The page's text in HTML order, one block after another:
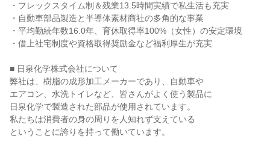
・フレックスタイム制＆残業13.5時間実績で私生活も充実
・自動車部品製造と半導体素材商社の多角的な事業
・平均勤続年数16.0年、育休取得率100%（女性）の安定環境
・借上社宅制度や資格取得奨励金など福利厚生が充実
■ 日泉化学株式会社について
弊社は、樹脂の成形加工メーカーであり、自動車や
エアコン、水洗トイレなど、皆さんがよく使う製品に
日泉化学で製造された部品が使用されています。
私たちは消費者の身の周りを人知れず支えている
ということに誇りを持って働いています。